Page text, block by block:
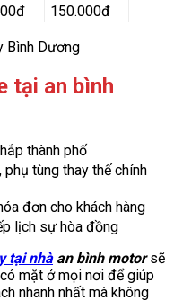
150.000đ
Bình Dương
tại an bình
thành phố
tùng thay thế chính
đơn cho khách hàng
lịch sự hòa đồng
tại nhà an bình motorsẽ
mặt ở mọi nơi để giúp
nhanh nhất mà không